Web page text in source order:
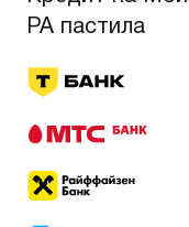
PA пастила